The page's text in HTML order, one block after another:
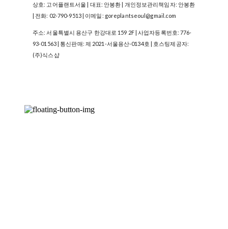
상호: 고어플랜트서울 | 대표: 안봉환 | 개인정보관리책임자: 안봉환
| 전화: 02-790-9513 | 이메일: goreplantseoul@gmail.com
주소: 서울특별시 용산구 한강대로 159 2F | 사업자등록번호:776-
93-01563| 통신판매: 제 2021-서울용산-0134호 | 호스팅제공자:
(주)식스샵